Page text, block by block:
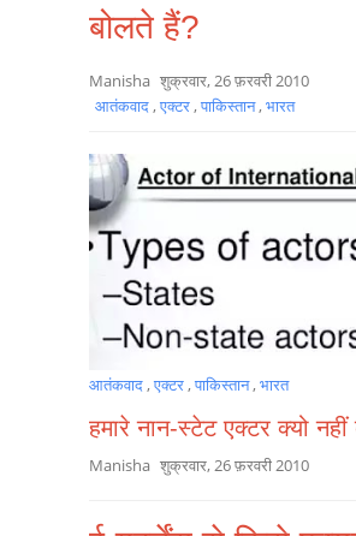
बोलते हैं?
Manisha शुक्रवार, 26 फ़रवरी 2010
आतंकवाद,एक्टर,पाकिस्तान,भारत
आतंकवाद,एक्टर,पाकिस्तान,भारत
हमारे नान-स्टेट एक्टर क्यो
Manisha शुक्रवार, 26 फ़रवरी 2010